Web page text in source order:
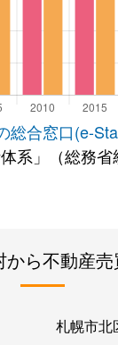
総合窓口(e-
系」（総務
ら不動産
札幌市北